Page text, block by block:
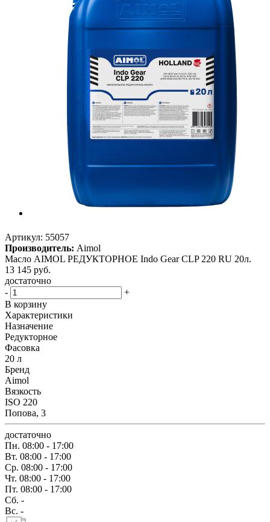
Артикул: 55057
Производитель: Aimol
Масло AIMOL РЕДУКТОРНОЕ Indo Gear CLP 220 RU 20л.
13 145 руб.
достаточно
-
+
В корзину
Характеристики
Назначение
Редукторное
Фасовка
20 л
Бренд
Aimol
Вязкость
ISO 220
Попова, 3
достаточно
Пн. 08:00 - 17:00
Вт. 08:00 - 17:00
Ср. 08:00 - 17:00
Чт. 08:00 - 17:00
Пт. 08:00 - 17:00
Сб. -
Вс. -